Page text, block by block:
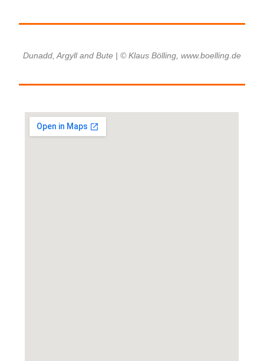
Dunadd, Argyll and Bute | © Klaus Bölling, www.boelling.de